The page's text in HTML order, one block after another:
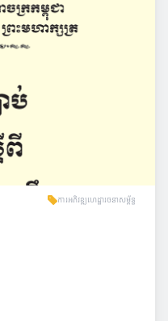
ការអភិវឌ្ឍហេដ្ឋារចនាសម្ព័ន្ធ